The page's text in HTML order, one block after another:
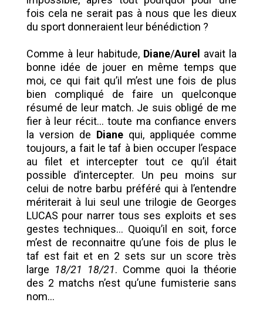
fois cela ne serait pas à nous que les dieux
du sport donneraient leur bénédiction ?
Comme à leur habitude, Diane/Aurel avait la
bonne idée de jouer en même temps que
moi, ce qui fait qu’il m’est une fois de plus
bien compliqué de faire un quelconque
résumé de leur match. Je suis obligé de me
fier à leur récit… toute ma confiance envers
la version de Diane qui, appliquée comme
toujours, a fait le taf à bien occuper l’espace
au filet et intercepter tout ce qu’il était
possible d’intercepter. Un peu moins sur
celui de notre barbu préféré qui à l’entendre
mériterait à lui seul une trilogie de Georges
LUCAS pour narrer tous ses exploits et ses
gestes techniques… Quoiqu’il en soit, force
m’est de reconnaitre qu’une fois de plus le
taf est fait et en 2 sets sur un score très
large 18/21 18/21. Comme quoi la théorie
des 2 matchs n’est qu’une fumisterie sans
nom…